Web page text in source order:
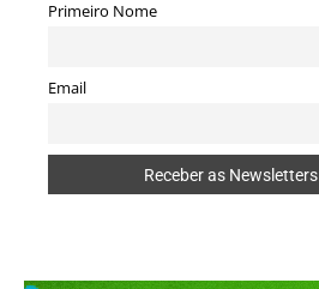
Primeiro Nome
Email